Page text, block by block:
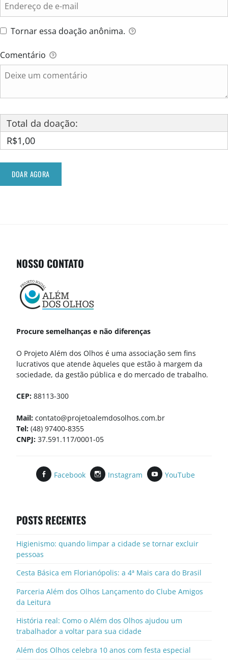
Tornar essa doação anônima.
Comentário
Total da doação:
R$1,00
NOSSO CONTATO
Procure semelhanças e não diferenças
O Projeto Além dos Olhos é uma associação sem fins
lucrativos que atende àqueles que estão à margem da
sociedade, da gestão pública e do mercado de trabalho.
CEP: 88113-300
Mail: contato@projetoalemdosolhos.com.br
Tel: (48) 97400-8355
CNPJ: 37.591.117/0001-05
Facebook Instagram YouTube
POSTS RECENTES
Higienismo: quando limpar a cidade se tornar excluir
pessoas
Cesta Básica em Florianópolis: a 4ª Mais cara do Brasil
Parceria Além dos Olhos Lançamento do Clube Amigos
da Leitura
História real: Como o Além dos Olhos ajudou um
trabalhador a voltar para sua cidade
Além dos Olhos celebra 10 anos com festa especial